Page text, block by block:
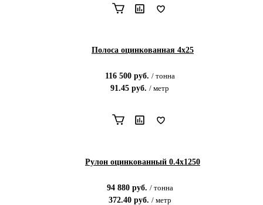
Полоса оцинкованная 4х25
116 500руб. / тонна
91.45 руб. / метр
Рулон оцинкованный 0.4х1250
94 880руб. / тонна
372.40руб. / метр